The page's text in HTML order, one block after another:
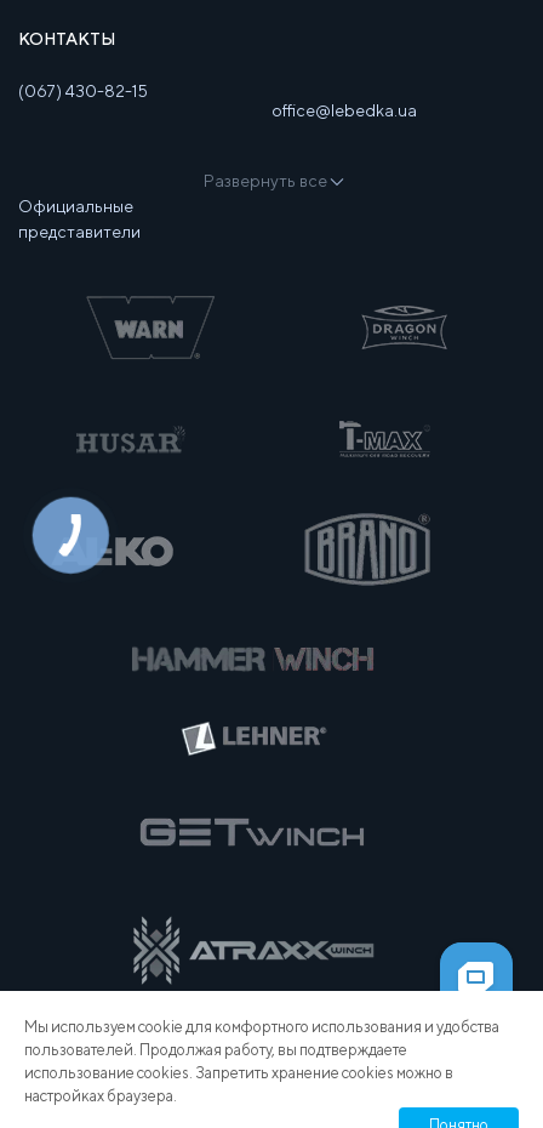
Мы используем cookie для комфортного использования и удобства
пользователей. Продолжая работу, вы подтверждаете
использование cookies. Запретить хранение cookies можно в
настройках браузера.
КОНТАКТЫ
(067) 430-82-15
office@lebedka.ua
Развернуть все
Официальные
представители